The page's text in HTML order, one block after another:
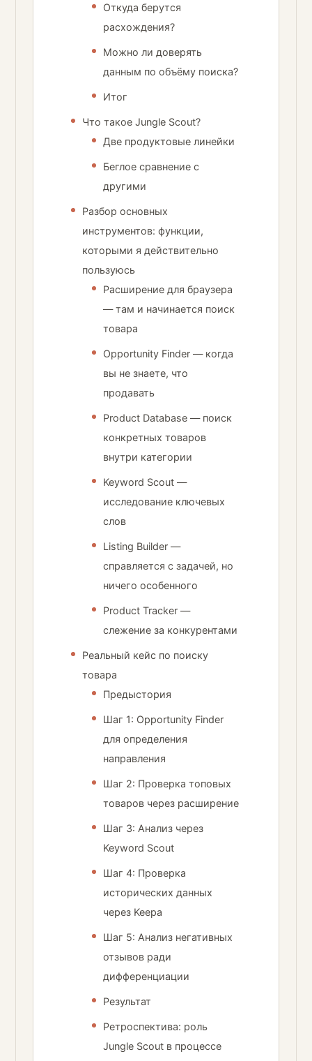
Откуда берутся
расхождения?
Можно ли доверять
данным по объёму поиска?
Итог
Что такое Jungle Scout?
Две продуктовые линейки
Беглое сравнение с
другими
Разбор основных
инструментов: функции,
которыми я действительно
пользуюсь
Расширение для браузера
— там и начинается поиск
товара
Opportunity Finder — когда
вы не знаете, что
продавать
Product Database — поиск
конкретных товаров
внутри категории
Keyword Scout —
исследование ключевых
слов
Listing Builder —
справляется с задачей, но
ничего особенного
Product Tracker —
слежение за конкурентами
Реальный кейс по поиску
товара
Предыстория
Шаг 1: Opportunity Finder
для определения
направления
Шаг 2: Проверка топовых
товаров через расширение
Шаг 3: Анализ через
Keyword Scout
Шаг 4: Проверка
исторических данных
через Keepa
Шаг 5: Анализ негативных
отзывов ради
дифференциации
Результат
Ретроспектива: роль
Jungle Scout в процессе